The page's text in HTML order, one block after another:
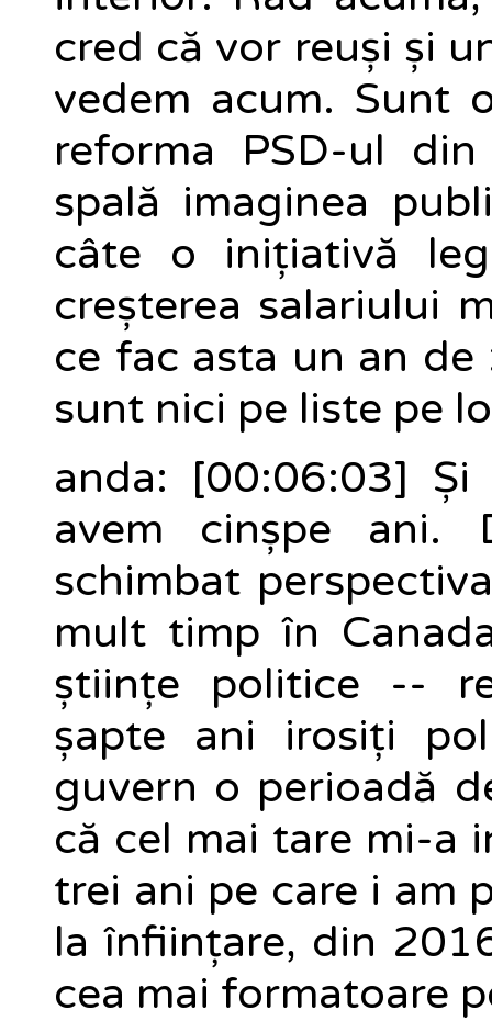
cred că vor reuși și
vedem acum. Sunt
reforma PSD-ul
spală imaginea
câte o inițiativă
creșterea salariului
ce fac asta un an de
sunt nici pe liste pe
anda: [00:06:03] Și
avem cinșpe
schimbat
mult timp în
științe politice --
șapte ani irosiți
guvern o perioadă
că cel mai tare mi-a
trei ani pe care i am
la înființare, din
cea mai formatoare